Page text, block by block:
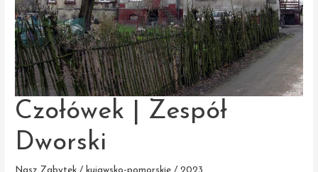
Czołówek | Zespół
Dworski